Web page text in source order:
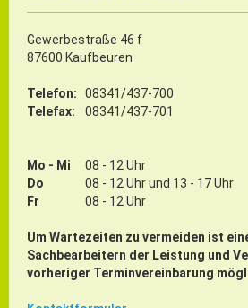
Gewerbestraße 46 f
87600 Kaufbeuren
Telefon:
08341/437-700
Telefax:
08341/437-701
Mo - Mi
08 - 12 Uhr
Do
08 - 12 Uhr und 13 - 17 Uhr
Fr
08 - 12 Uhr
Um Wartezeiten zu vermeiden ist
Sachbearbeitern der Leistung und
vorheriger Terminvereinbarung